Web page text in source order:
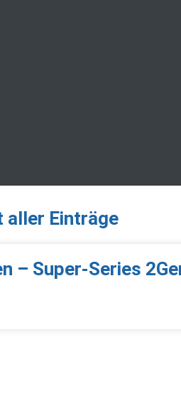
aller Einträge
– Super-Series